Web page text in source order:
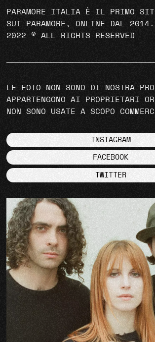
PARAMORE ITALIA È IL PRIMO
SUI PARAMORE, ONLINE DAL 2014.
2022 © ALL RIGHTS RESERVED
LE FOTO NON SONO DI NOSTRA
APPARTENGONO AI PROPRIETARI
NON SONO USATE A SCOPO
INSTAGRAM
FACEBOOK
TWITTER